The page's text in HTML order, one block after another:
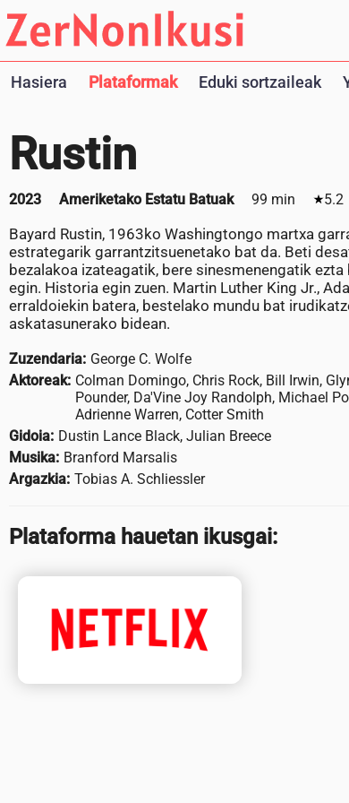
Hasiera Plataformak Eduki sortzaileak
Rustin
2023 Ameriketako Estatu Batuak 99 min 5.2
Bayard Rustin, 1963ko Washingtongo martxa
estrategarik garrantzitsuenetako bat da. Beti
bezalakoa izateagatik, bere sinesmenengatik
egin. Historia egin zuen. Martin Luther King Jr.,
erraldoiekin batera, bestelako mundu bat
askatasunerako bidean.
Zuzendaria: George C. Wolfe
Aktoreak: Colman Domingo, Chris Rock, Bill Irwin,
Pounder, Da'Vine Joy Randolph, Michael
Adrienne Warren, Cotter Smith
Gidoia: Dustin Lance Black, Julian Breece
Musika: Branford Marsalis
Argazkia: Tobias A. Schliessler
Plataforma hauetan ikusgai: